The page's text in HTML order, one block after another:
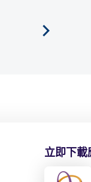
立即下載